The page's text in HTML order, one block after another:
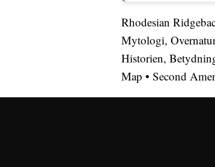
Rhodesian
Mytologi,
Historien,
Map • Second